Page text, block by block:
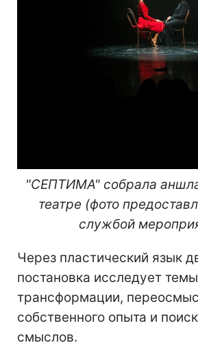
"СЕПТИМА" собрала
театре (фото
службой
Через пластический язык
постановка исследует
трансформации,
собственного опыта и
смыслов.